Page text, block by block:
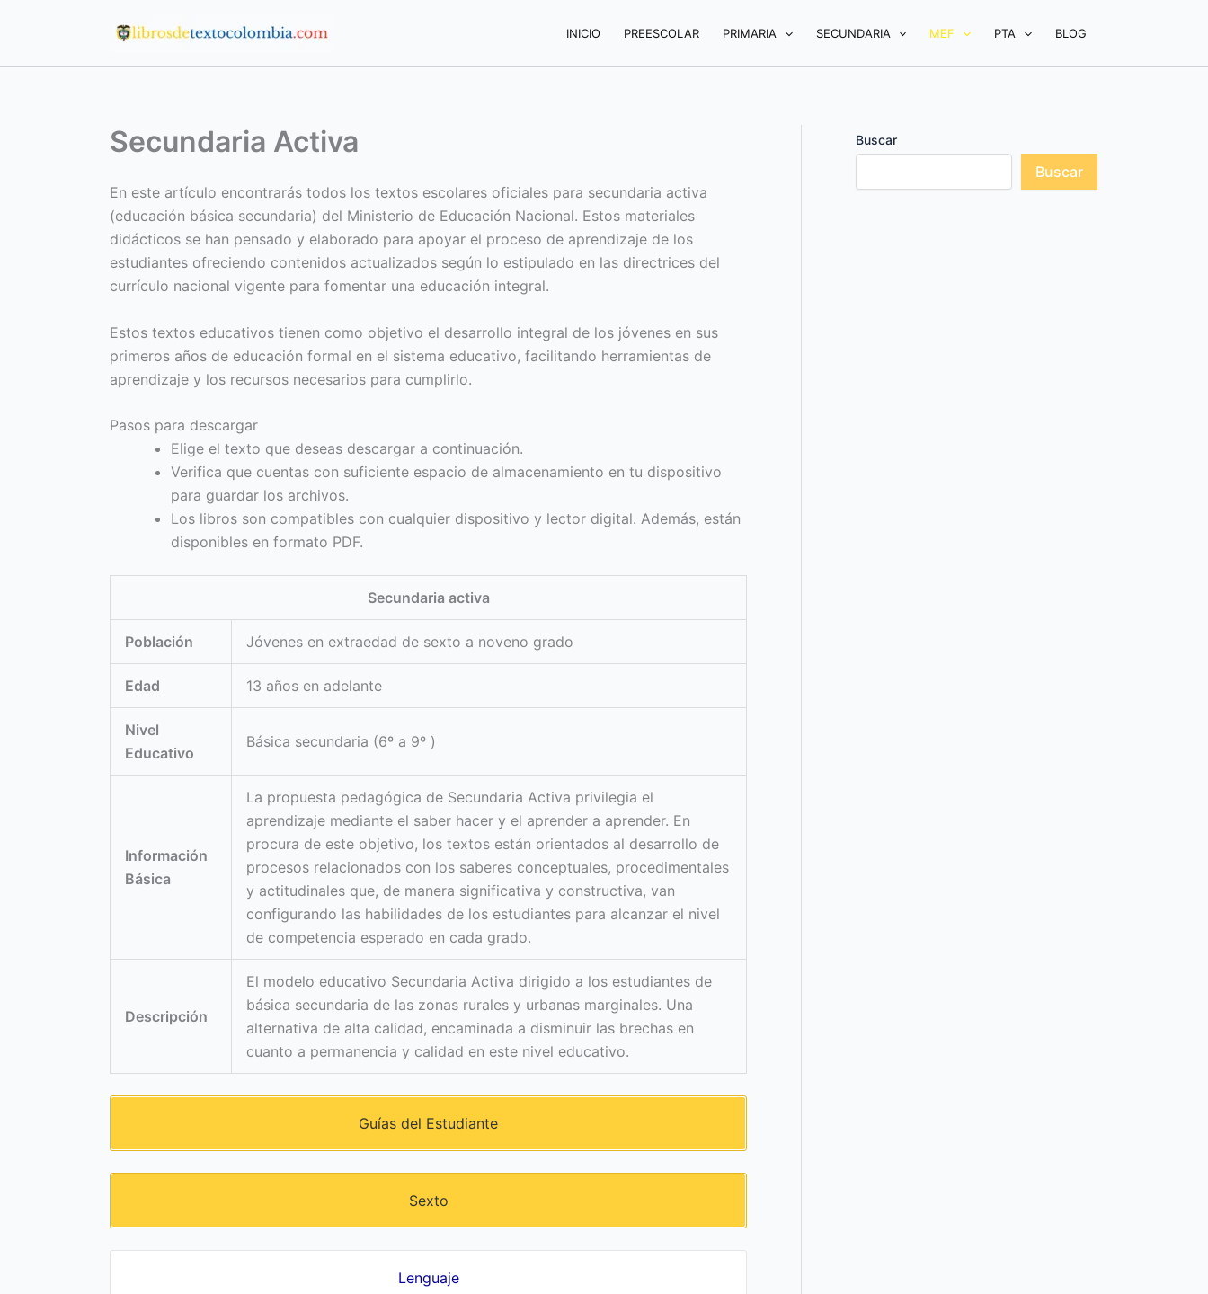
INICIO PREESCOLAR PRIMARIA SECUNDARIA MEF PTA BLOG
Secundaria Activa
En este artículo encontrarás todos los textos escolares oficiales para secundaria activa
(educación básica secundaria) del Ministerio de Educación Nacional. Estos materiales
didácticos se han pensado y elaborado para apoyar el proceso de aprendizaje de los
estudiantes ofreciendo contenidos actualizados según lo estipulado en las directrices del
currículo nacional vigente para fomentar una educación integral.
Estos textos educativos tienen como objetivo el desarrollo integral de los jóvenes en sus
primeros años de educación formal en el sistema educativo, facilitando herramientas de
aprendizaje y los recursos necesarios para cumplirlo.
Pasos para descargar
Elige el texto que deseas descargar a continuación.
Verifica que cuentas con suficiente espacio de almacenamiento en tu dispositivo
para guardar los archivos.
Los libros son compatibles con cualquier dispositivo y lector digital. Además, están
disponibles en formato PDF.
Secundaria activa
Población Jóvenes en extraedad de sexto a noveno grado
Edad 13 años en adelante
Nivel
Educativo
Básica secundaria (6º a 9º )
Información
Básica
La propuesta pedagógica de Secundaria Activa privilegia el
aprendizaje mediante el saber hacer y el aprender a aprender. En
procura de este objetivo, los textos están orientados al desarrollo de
procesos relacionados con los saberes conceptuales, procedimentales
y actitudinales que, de manera significativa y constructiva, van
configurando las habilidades de los estudiantes para alcanzar el nivel
de competencia esperado en cada grado.
Descripción
El modelo educativo Secundaria Activa dirigido a los estudiantes de
básica secundaria de las zonas rurales y urbanas marginales. Una
alternativa de alta calidad, encaminada a disminuir las brechas en
cuanto a permanencia y calidad en este nivel educativo.
Guías del Estudiante
Sexto
Lenguaje
Buscar
Buscar